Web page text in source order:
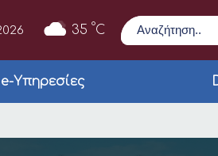
35 °C
Αναζήτηση
e-Υπηρεσίες
της